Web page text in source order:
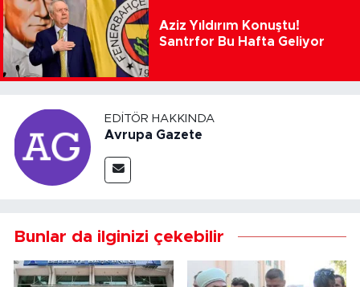
Aziz Yıldırım Konuştu!
Santrfor Bu Hafta Geliyor
EDITÖR HAKKINDA
Avrupa Gazete
Bunlar da ilginizi çekebilir